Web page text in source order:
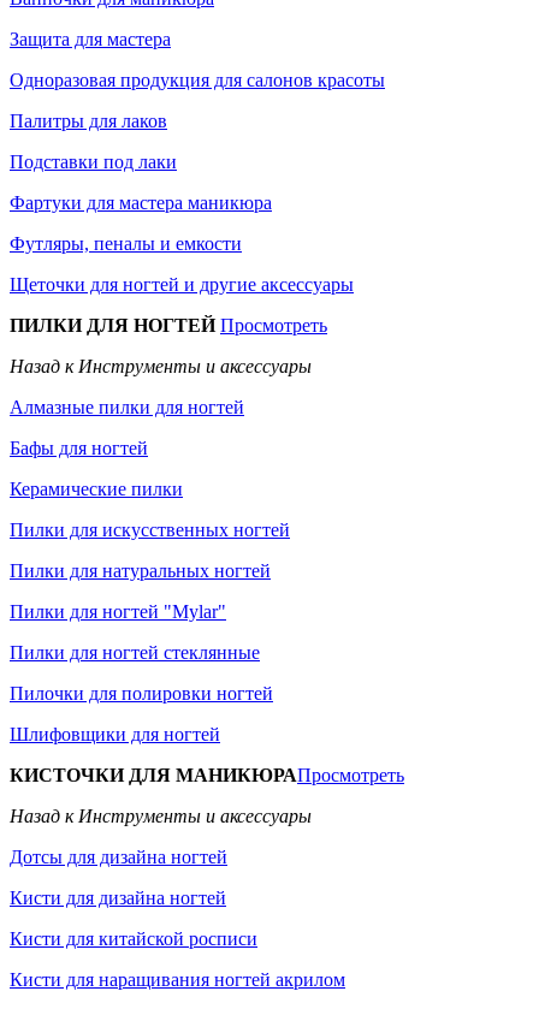
Защита для мастера
Одноразовая продукция для салонов красоты
Палитры для лаков
Подставки под лаки
Фартуки для мастера маникюра
Футляры, пеналы и емкости
Щеточки для ногтей и другие аксессуары
ПИЛКИ ДЛЯ НОГТЕЙПросмотреть
Назад к Инструменты и аксессуары
Алмазные пилки для ногтей
Бафы для ногтей
Керамические пилки
Пилки для искусственных ногтей
Пилки для натуральных ногтей
Пилки для ногтей "Mylar"
Пилки для ногтей стеклянные
Пилочки для полировки ногтей
Шлифовщики для ногтей
КИСТОЧКИ ДЛЯ МАНИКЮРАПросмотреть
Назад к Инструменты и аксессуары
Дотсы для дизайна ногтей
Кисти для дизайна ногтей
Кисти для китайской росписи
Кисти для наращивания ногтей акрилом